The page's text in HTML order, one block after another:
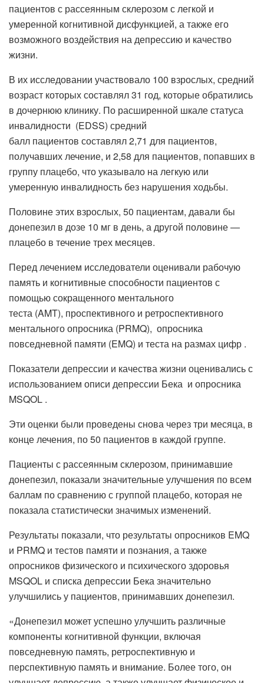
пациентов с рассеянным склерозом с легкой и
умеренной когнитивной дисфункцией, а также его
возможного воздействия на депрессию и качество
жизни.
В их исследовании участвовало 100 взрослых, средний
возраст которых составлял 31 год, которые обратились
в дочернюю клинику. По расширенной шкале статуса
инвалидности (EDSS) средний
балл пациентов составлял 2,71 для пациентов,
получавших лечение, и 2,58 для пациентов, попавших в
группу плацебо, что указывало на легкую или
умеренную инвалидность без нарушения ходьбы.
Половине этих взрослых, 50 пациентам, давали бы
донепезил в дозе 10 мг в день, а другой половине —
плацебо в течение трех месяцев.
Перед лечением исследователи оценивали рабочую
память и когнитивные способности пациентов с
помощью сокращенного ментального
теста (AMT), проспективного и ретроспективного
ментального опросника (PRMQ), опросника
повседневной памяти (EMQ) и теста на размах цифр .
Показатели депрессии и качества жизни оценивались с
использованием описи депрессии Бека и опросника
MSQOL .
Эти оценки были проведены снова через три месяца, в
конце лечения, по 50 пациентов в каждой группе.
Пациенты с рассеянным склерозом, принимавшие
донепезил, показали значительные улучшения по всем
баллам по сравнению с группой плацебо, которая не
показала статистически значимых изменений.
Результаты показали, что результаты опросников EMQ
и PRMQ и тестов памяти и познания, а также
опросников физического и психического здоровья
MSQOL и списка депрессии Бека значительно
улучшились у пациентов, принимавших донепезил.
«Донепезил может успешно улучшить различные
компоненты когнитивной функции, включая
повседневную память, ретроспективную и
перспективную память и внимание. Более того, он